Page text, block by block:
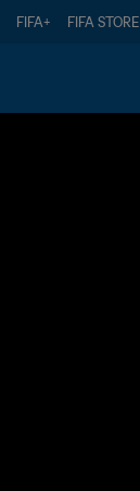
FIFA+ FIFA STORE